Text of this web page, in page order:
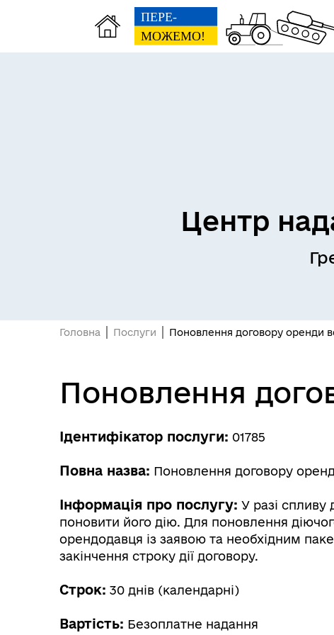
Центр
Головна Послуги Поновлення договору оренди
Поновлення
Ідентифікатор послуги: 01785
Повна назва: Поновлення договору
Інформація про послугу: У разі спливу
поновити його дію. Для поновлення
орендодавця із заявою та необхідним
закінчення строку дії договору.
Строк: 30 днів (календарні)
Вартість: Безоплатне надання